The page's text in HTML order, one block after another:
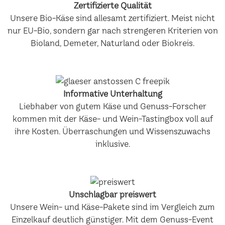
Zertifizierte Qualität
Unsere Bio-Käse sind allesamt zertifiziert. Meist nicht
nur EU-Bio, sondern gar nach strengeren Kriterien von
Bioland, Demeter, Naturland oder Biokreis.
Informative Unterhaltung
Liebhaber von gutem Käse und Genuss-Forscher
kommen mit der Käse- und Wein-Tastingbox voll auf
ihre Kosten. Überraschungen und Wissenszuwachs
inklusive.
Unschlagbar preiswert
Unsere Wein- und Käse-Pakete sind im Vergleich zum
Einzelkauf deutlich günstiger. Mit dem Genuss-Event